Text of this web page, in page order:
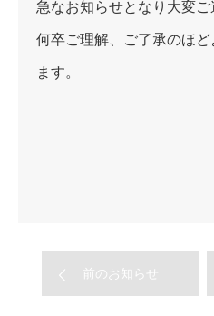
急なお知らせとなり大変ご
何卒ご理解、ご了承のほ
ます。
前のお知らせ